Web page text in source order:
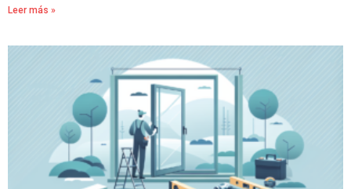
Leer más »